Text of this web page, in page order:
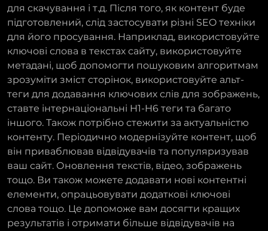
для скачування і т.д. Після того, як контент буде
підготовлений, слід застосувати різні SEO техніки
для його просування. Наприклад, використовуйте
ключові слова в текстах сайту, використовуйте
метадані, щоб допомогти пошуковим алгоритмам
зрозуміти зміст сторінок, використовуйте альт-
теги для додавання ключових слів для зображень,
ставте інтернаціональні H1-H6 теги та багато
іншого. Також потрібно стежити за актуальністю
контенту. Періодично модернізуйте контент, щоб
він приваблював відвідувачів та популяризував
ваш сайт. Оновлення текстів, відео, зображень
тощо. Ви також можете додавати нові контентні
елементи, опрацьовувати додаткові ключові
слова тощо. Це допоможе вам досягти кращих
результатів і отримати більше відвідувачів на